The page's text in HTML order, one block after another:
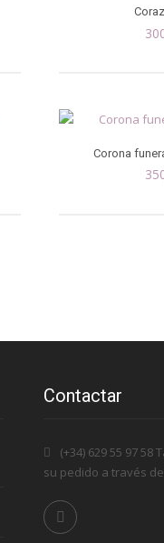
Corona
Contactar
(+34) 629 55 97
su pedido a través